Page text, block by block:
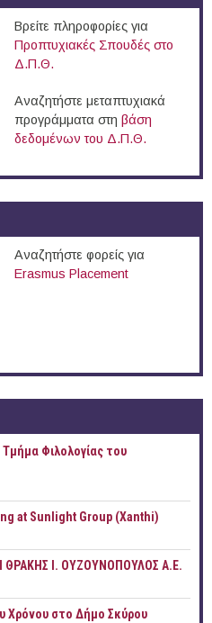
Βρείτε πληροφορίες για
Προπτυχιακές Σπουδές στο
Δ.Π.Θ.
Αναζητήστε μεταπτυχιακά
προγράμματα στη βάση
δεδομένων του Δ.Π.Θ.
Αναζητήστε φορείς για
Erasmus Placement
Φιλολογίας του
at Sunlight Group (Xanthi)
ΘΡΑΚΗΣ Ι. ΟΥΖΟΥΝΟΠΟΥΛΟΣ Α.Ε.
Χρόνου στο Δήμο Σκύρου